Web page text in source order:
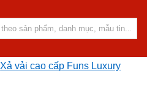
Xả vải cao cấp Funs Luxury